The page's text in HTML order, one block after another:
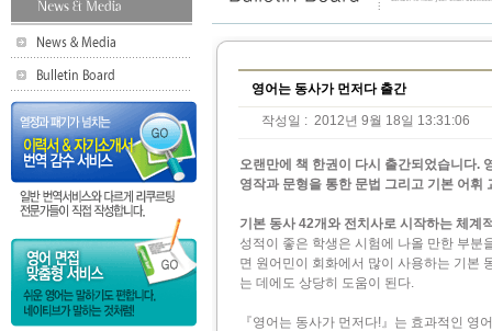
영어는 동사가 먼저다 출간
작성일 : 2012년 9월 18일 13:31:06
오랜만에 책 한권이 다시 출간되었습니다.
영작과 문형을 통한 문법 그리고 기본 어휘
기본 동사 42개와 전치사로 시작하는 체계
성적이 좋은 학생은 시험에 나올 만한 부분
면 원어민이 회화에서 많이 사용하는 기본
는 데에도 상당히 도움이 된다.
『영어는 동사가 먼저다!』는 효과적인